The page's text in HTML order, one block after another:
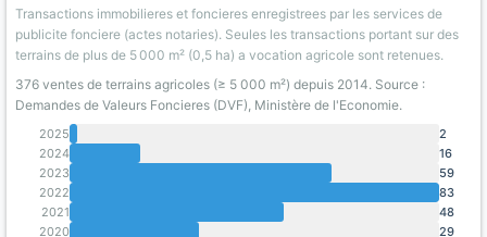
Transactions immobilieres et foncieres enregistrees par les services de
publicite fonciere (actes notaries). Seules les transactions portant sur des
terrains de plus de 5 000 m² (0,5 ha) a vocation agricole sont retenues.
376 ventes de terrains agricoles (≥ 5 000 m²) depuis 2014. Source :
Demandes de Valeurs Foncieres (DVF), Ministère de l'Economie.
2025
2
2024
16
2023
59
2022
83
2021
48
2020
29